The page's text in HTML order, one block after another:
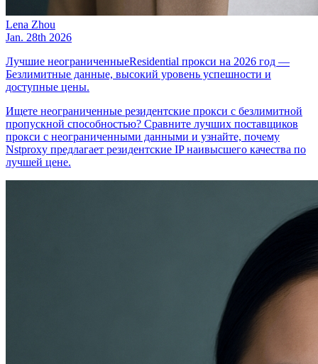
Lena Zhou
Jan. 28th 2026
Лучшие неограниченныеResidential прокси на 2026 год —
Безлимитные данные, высокий уровень успешности и
доступные цены.
Ищете неограниченные резидентские прокси с безлимитной
пропускной способностью? Сравните лучших поставщиков
прокси с неограниченными данными и узнайте, почему
Nstproxy предлагает резидентские IP наивысшего качества по
лучшей цене.